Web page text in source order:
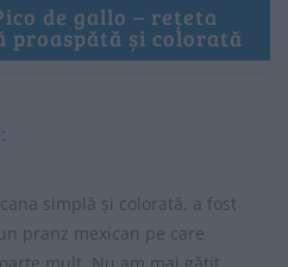
de gallo – rețeta
proaspătă și colorată
simplă și colorată, a fost
pranz mexican pe care
mult. Nu am mai gătit